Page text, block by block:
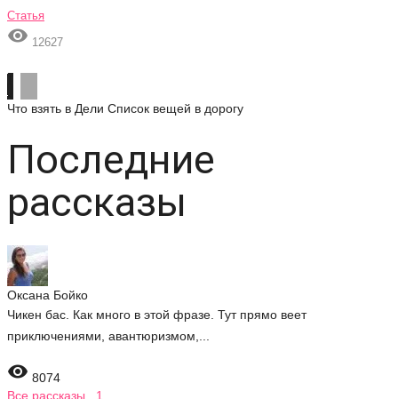
Статья
 12627
Что взять в Дели Список вещей в дорогу
Последние
рассказы
Оксана Бойко
Чикен бас. Как много в этой фразе. Тут прямо веет
приключениями, авантюризмом,...
 8074
Все рассказы 1